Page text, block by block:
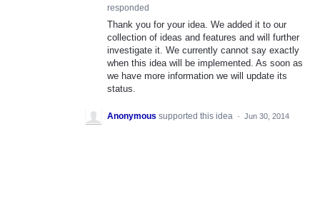
responded
Thank you for your idea. We added it to our
collection of ideas and features and will further
investigate it. We currently cannot say exactly
when this idea will be implemented. As soon as
we have more information we will update its
status.
Anonymous supported this idea · Jun 30, 2014